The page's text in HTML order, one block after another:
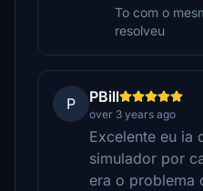
To com o
resolveu
P PBill
over 3 years ago
Excelente eu ia
simulador por
era o problema